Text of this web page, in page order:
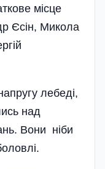
місце
Єсін, Микола
лебеді,
над
Вони ніби